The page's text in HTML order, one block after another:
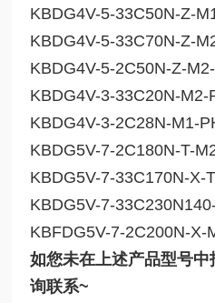
KBDG4V-5-33C50N-Z-
KBDG4V-5-33C70N-Z-
KBDG4V-5-2C50N-Z-
KBDG4V-3-33C20N-M2-
KBDG4V-3-2C28N-M1-
KBDG5V-7-2C180N-T-
KBDG5V-7-33C170N-X-
KBDG5V-7-
KBFDG5V-7-2C200N-X-
如您未在上述产品型号
询联系~